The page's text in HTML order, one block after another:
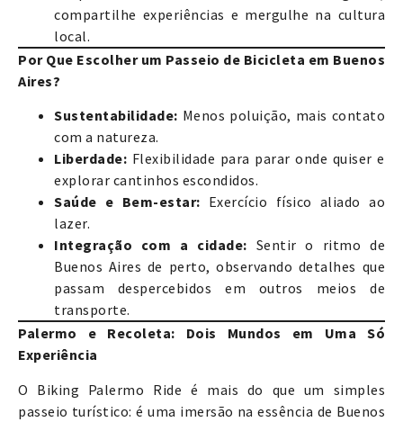
compartilhe experiências e mergulhe na cultura
local.
Por Que Escolher um Passeio de Bicicleta em Buenos
Aires?
Sustentabilidade: Menos poluição, mais contato
com a natureza.
Liberdade: Flexibilidade para parar onde quiser e
explorar cantinhos escondidos.
Saúde e Bem-estar: Exercício físico aliado ao
lazer.
Integração com a cidade: Sentir o ritmo de
Buenos Aires de perto, observando detalhes que
passam despercebidos em outros meios de
transporte.
Palermo e Recoleta: Dois Mundos em Uma Só
Experiência
O Biking Palermo Ride é mais do que um simples
passeio turístico: é uma imersão na essência de Buenos